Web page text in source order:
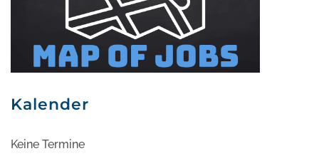
Kalender
Keine Termine